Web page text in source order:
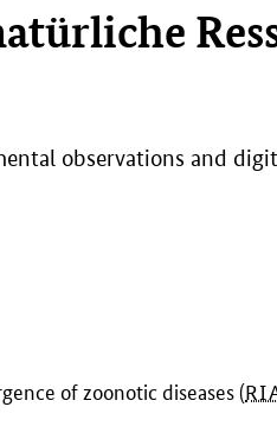
observations and
of zoonotic diseases (